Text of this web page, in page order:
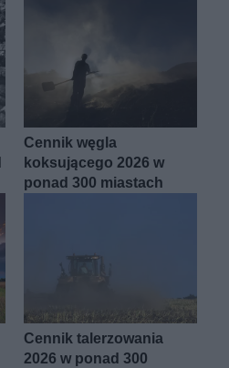
Cennik węgla
koksującego 2026 w
ponad 300 miastach
Cennik talerzowania
2026 w ponad 300